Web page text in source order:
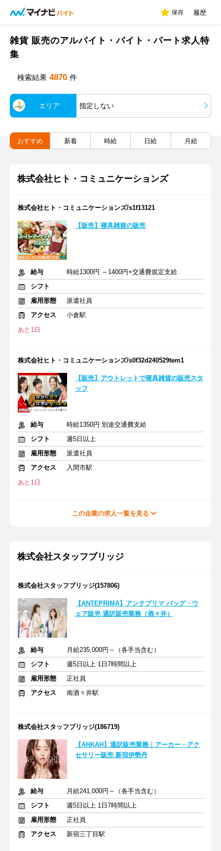
保存 履歴
雑貨 販売のアルバイト・バイト・パート求人特
集
検索結果 4870 件
エリア 指定しない
おすすめ 新着 時給 日給 月給
株式会社ヒト・コミュニケーションズ
株式会社ヒト・コミュニケーションズ/s1f13121
【販売】寝具雑貨の販売
給与
時給1300円 ～1400円+交通費規定支給
シフト
雇用形態
派遣社員
アクセス
小倉駅
あと1日
株式会社ヒト・コミュニケーションズ/s0f32d240529tem1
【販売】アウトレットで寝具雑貨の販売スタ
ッフ
給与
時給1350円 別途交通費支給
シフト
週5日以上
雇用形態
派遣社員
アクセス
入間市駅
あと1日
この企業の求人一覧を見る
株式会社スタッフブリッジ
株式会社スタッフブリッジ(157806)
【ANTEPRIMA】アンテプリマ バッグ・ウ
ェア販売 通訳販売業務（酒々井）
給与
月給235,000円～（各手当含む）
シフト
週5日以上 1日7時間以上
雇用形態
正社員
アクセス
南酒々井駅
株式会社スタッフブリッジ(186719)
【AHKAH】通訳販売業務｜アーカー・アク
セサリー販売 新宿伊勢丹
給与
月給241,000円～（各手当含む）
シフト
週5日以上 1日7時間以上
雇用形態
正社員
アクセス
新宿三丁目駅